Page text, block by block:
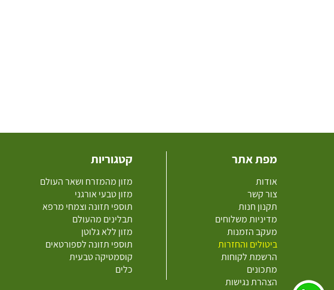
מפת אתר
אודות
צור קשר
תקנון חנות
מדיניות משלוחים
מעקב הזמנות
ביטולים והחזרות
הרשמת לקוחות
מתכונים
הצהרת נגישות
קטגוריות
מזון מהמזרח ושאר העולם
מזון טבעי אורגני
תוספי תזונה וצמחי מרפא
תבלינים מהעולם
מזון ללא גלוטן
תוספי תזונה לספורטאים
קוסמטיקה טבעית
כלים